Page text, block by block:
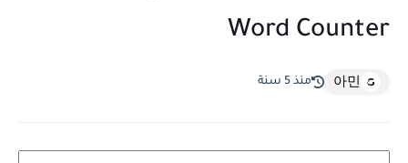
Word Counter
아민 منذ 5 سنة